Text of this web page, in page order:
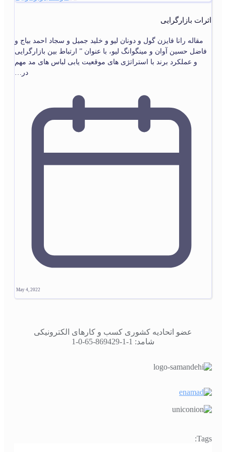
اثرات بازارگرایی
مقاله رانا فایزن گول و دونان لیو و خلید جمیل و سجاد احمد بیاج و
فاضل حسین آوان و مینگوانگ لیو، با عنوان ” ارتباط بین بازارگرایی
و عملکرد برند با استراتژی های موقعیت یابی لباس های مد مهم
در…
May 4, 2022
عضو اتحادیه کشوری کسب و کارهای الکترونیکی
شامد: 1-1-869429-65-0-1
Tags: